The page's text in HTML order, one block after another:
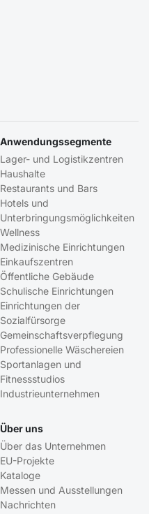
Anwendungssegmente
Lager- und Logistikzentren
Haushalte
Restaurants und Bars
Hotels und
Unterbringungsmöglichkeiten
Wellness
Medizinische Einrichtungen
Einkaufszentren
Öffentliche Gebäude
Schulische Einrichtungen
Einrichtungen der
Sozialfürsorge
Gemeinschaftsverpflegung
Professionelle Wäschereien
Sportanlagen und
Fitnessstudios
Industrieunternehmen
Über uns
Über das Unternehmen
EU-Projekte
Kataloge
Messen und Ausstellungen
Nachrichten